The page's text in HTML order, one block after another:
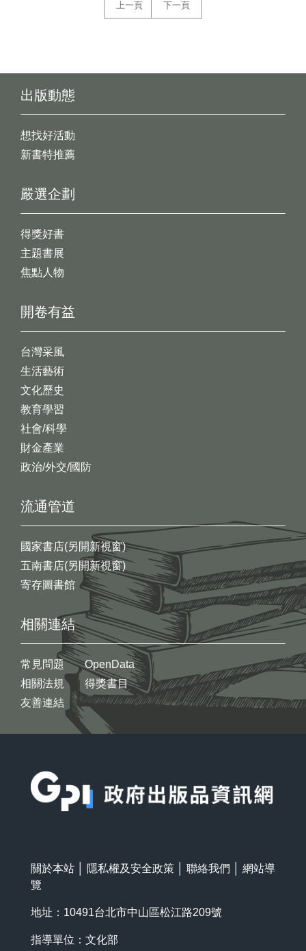
上一頁 下一頁
出版動態
想找好活動
新書特推薦
開卷有益
台灣采風
生活藝術
文化歷史
教育學習
社會/科學
財金產業
政治/外交/國防
嚴選企劃
得獎好書
主題書展
焦點人物
流通管道
國家書店(另開新視窗)
五南書店(另開新視窗)
寄存圖書館
相關連結
常見問題
相關法規
友善連結
OpenData
得獎書目
關於本站 隱私權及安全政策 聯絡我們
網站導
覽
地址：10491台北市中山區松江路209號
指導單位：文化部